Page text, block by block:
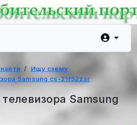
Ищу схему
Samsung cs-21f52zsr
Samsung